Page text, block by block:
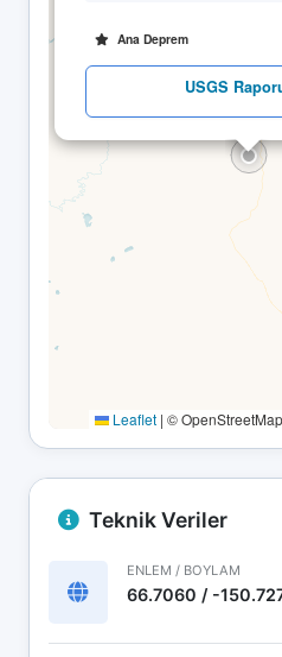
Ana Deprem
USGS
Leaflet | ©
Teknik Veriler
ENLEM / BOYLAM
66.7060 / -